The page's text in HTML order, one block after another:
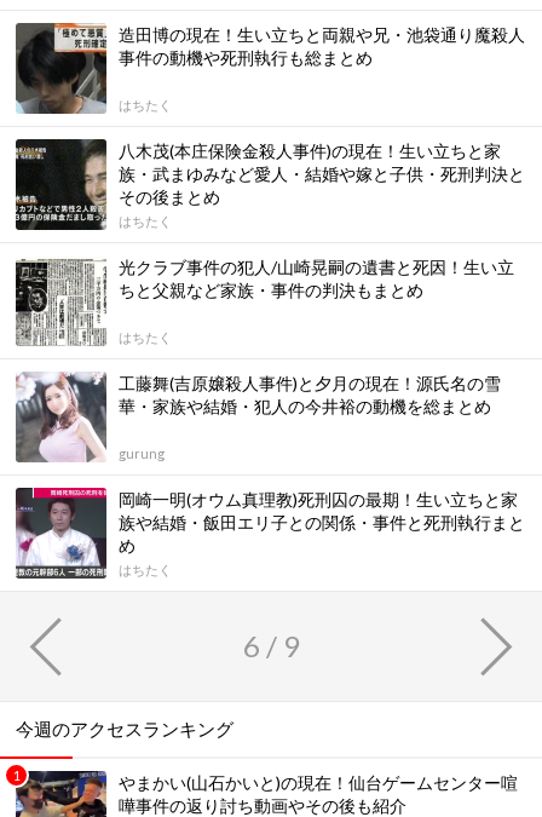
造田博の現在！生い立ちと両親や兄・池袋通り魔殺人
事件の動機や死刑執行も総まとめ
はちたく
八木茂(本庄保険金殺人事件)の現在！生い立ちと家
族・武まゆみなど愛人・結婚や嫁と子供・死刑判決と
その後まとめ
はちたく
光クラブ事件の犯人/山崎晃嗣の遺書と死因！生い立
ちと父親など家族・事件の判決もまとめ
はちたく
工藤舞(吉原嬢殺人事件)と夕月の現在！源氏名の雪
華・家族や結婚・犯人の今井裕の動機を総まとめ
gurung
岡崎一明(オウム真理教)死刑囚の最期！生い立ちと家
族や結婚・飯田エリ子との関係・事件と死刑執行まと
め
はちたく
6 / 9
今週のアクセスランキング
やまかい(山石かいと)の現在！仙台ゲームセンター喧
嘩事件の返り討ち動画やその後も紹介